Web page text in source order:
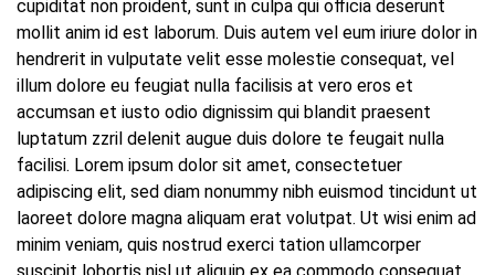
cupiditat non proident, sunt in culpa qui officia deserunt
mollit anim id est laborum. Duis autem vel eum iriure dolor in
hendrerit in vulputate velit esse molestie consequat, vel
illum dolore eu feugiat nulla facilisis at vero eros et
accumsan et iusto odio dignissim qui blandit praesent
luptatum zzril delenit augue duis dolore te feugait nulla
facilisi. Lorem ipsum dolor sit amet, consectetuer
adipiscing elit, sed diam nonummy nibh euismod tincidunt ut
laoreet dolore magna aliquam erat volutpat. Ut wisi enim ad
minim veniam, quis nostrud exerci tation ullamcorper